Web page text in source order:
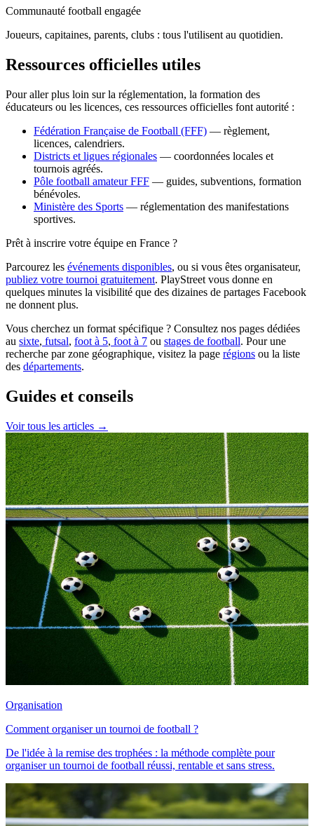
Communauté football engagée
Joueurs, capitaines, parents, clubs : tous l'utilisent au quotidien.
Ressources officielles utiles
Pour aller plus loin sur la réglementation, la formation des
éducateurs ou les licences, ces ressources officielles font autorité :
Fédération Française de Football (FFF) — règlement,
licences, calendriers.
Districts et ligues régionales — coordonnées locales et
tournois agréés.
Pôle football amateur FFF — guides, subventions, formation
bénévoles.
Ministère des Sports — réglementation des manifestations
sportives.
Prêt à inscrire votre équipe en France ?
Parcourez les événements disponibles, ou si vous êtes organisateur,
publiez votre tournoi gratuitement. PlayStreet vous donne en
quelques minutes la visibilité que des dizaines de partages Facebook
ne donnent plus.
Vous cherchez un format spécifique ? Consultez nos pages dédiées
au sixte, futsal, foot à 5, foot à 7 ou stages de football. Pour une
recherche par zone géographique, visitez la page régions ou la liste
des départements.
Guides et conseils
Voir tous les articles →
Organisation
Comment organiser un tournoi de football ?
De l'idée à la remise des trophées : la méthode complète pour
organiser un tournoi de football réussi, rentable et sans stress.